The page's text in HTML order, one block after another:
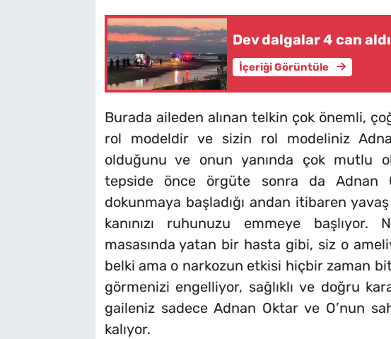
Dev dalgalar 4 can aldı
İçeriği Görüntüle
Burada aileden alınan telkin çok önemli,
rol modeldir ve sizin rol modeliniz
olduğunu ve onun yanında çok mutlu
tepside önce örgüte sonra da Adnan
dokunmaya başladığı andan itibaren
kanınızı ruhunuzu emmeye
masasında yatan bir hasta gibi, siz o
belki ama o narkozun etkisi hiçbir zaman
görmenizi engelliyor, sağlıklı ve doğru
gaileniz sadece Adnan Oktar ve O’nun
kalıyor.